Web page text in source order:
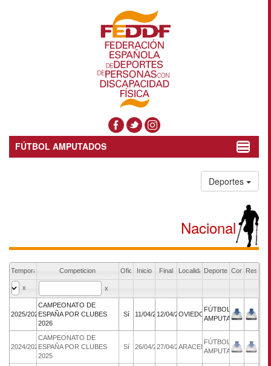
FÚTBOL AMPUTADOS
Toggle
Deportes
Nacional
Temporada Competicion OficialInicio Final LocalidadDeporte Conv.Result.
x x
2025/2026
CAMPEONATO DE
ESPAÑA POR CLUBES
2026
Sí 11/04/202612/04/2026OVIEDO
FÚTBOL
AMPUTADOS
2024/2025
CAMPEONATO DE
ESPAÑA POR CLUBES
2025
Sí 26/04/202527/04/2025ARACENA
FÚTBOL
AMPUTADOS